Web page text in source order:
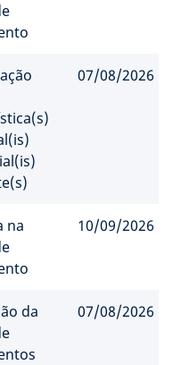
07/08/2026
na
10/09/2026
da
07/08/2026